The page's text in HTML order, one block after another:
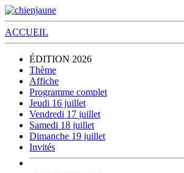
ACCUEIL
ÉDITION 2026
Thème
Affiche
Programme complet
Jeudi 16 juillet
Vendredi 17 juillet
Samedi 18 juillet
Dimanche 19 juillet
Invités